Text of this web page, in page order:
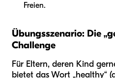
Freien.
Übungsszenario: Die
Challenge
Für Eltern, deren Kind
bietet das Wort „healthy“